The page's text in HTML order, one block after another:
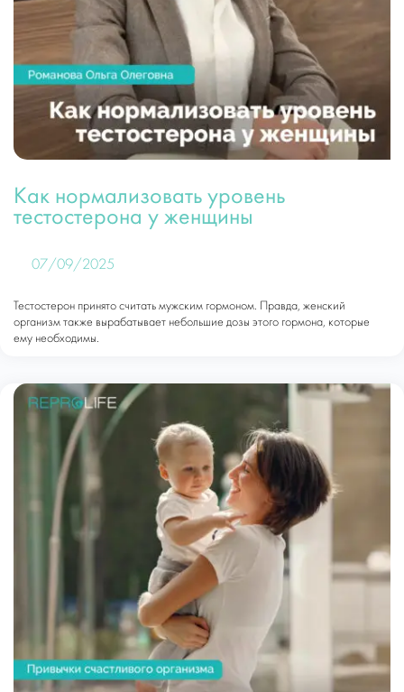
Как нормализовать уровень
тестостерона у женщины
07/09/2025
Тестостерон принято считать мужским гормоном. Правда, женский
организм также вырабатывает небольшие дозы этого гормона, которые
ему необходимы.